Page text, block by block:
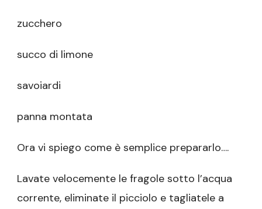
zucchero
succo di limone
savoiardi
panna montata
Ora vi spiego come è semplice prepararlo….
Lavate velocemente le fragole sotto l’acqua
corrente, eliminate il picciolo e tagliatele a